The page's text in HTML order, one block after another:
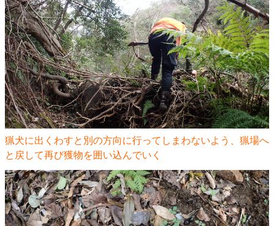
猟犬に出くわすと別の方向に行ってしまわないよう、猟場へ
と戻して再び獲物を囲い込んでいく